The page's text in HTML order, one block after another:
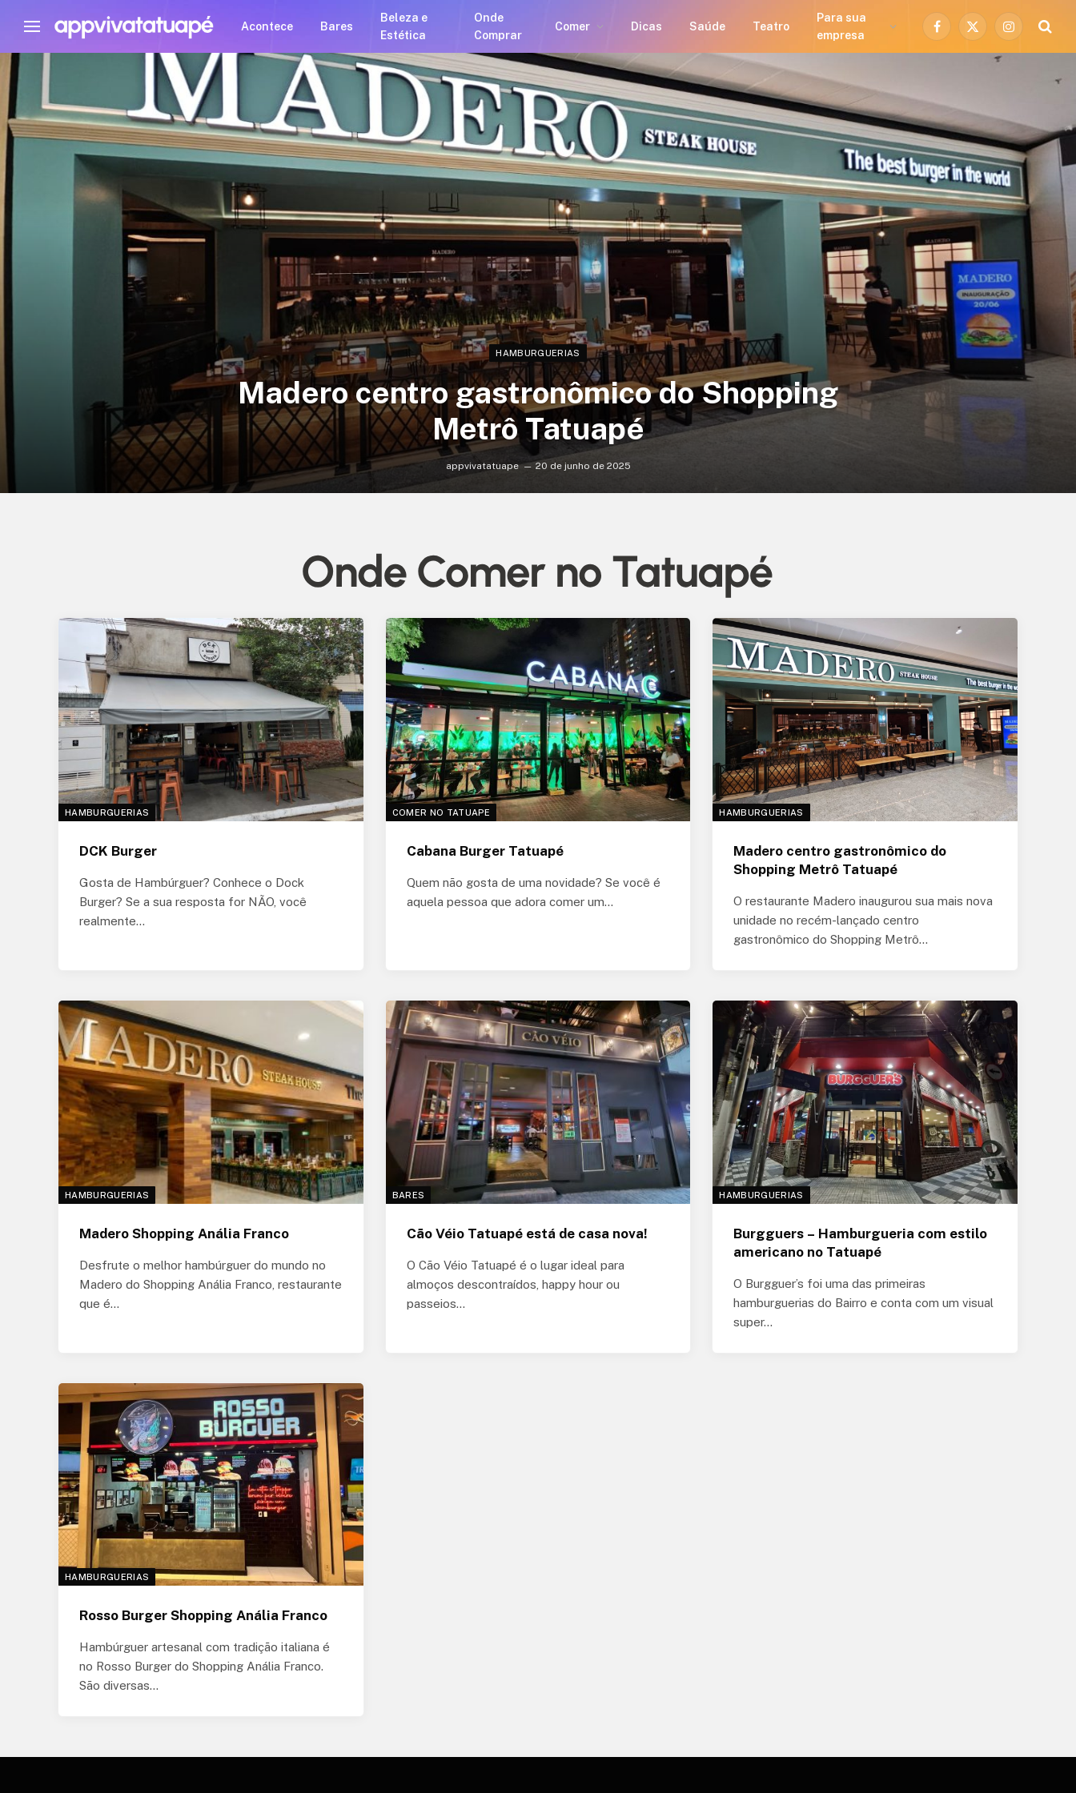
Acontece Bares
Beleza e
Estética
Onde
Comprar
Comer Dicas Saúde Teatro
Para sua
empresa
Facebook
X
(Twitter)
Instagram
HAMBURGUERIAS
Madero centro gastronômico do Shopping
Metrô Tatuapé
appvivatatuape 20 de junho de 2025
HAMBURGUERIAS
DCK Burger
Gosta de Hambúrguer? Conhece o Dock
Burger? Se a sua resposta for NÃO, você
realmente…
COMER NO TATUAPE
Cabana Burger Tatuapé
Quem não gosta de uma novidade? Se você é
aquela pessoa que adora comer um…
HAMBURGUERIAS
Madero centro gastronômico do
Shopping Metrô Tatuapé
O restaurante Madero inaugurou sua mais nova
unidade no recém-lançado centro
gastronômico do Shopping Metrô…
HAMBURGUERIAS
Madero Shopping Anália Franco
Desfrute o melhor hambúrguer do mundo no
Madero do Shopping Anália Franco, restaurante
que é…
BARES
Cão Véio Tatuapé está de casa nova!
O Cão Véio Tatuapé é o lugar ideal para
almoços descontraídos, happy hour ou
passeios…
HAMBURGUERIAS
Burgguers – Hamburgueria com estilo
americano no Tatuapé
O Burgguer’s foi uma das primeiras
hamburguerias do Bairro e conta com um visual
super…
HAMBURGUERIAS
Rosso Burger Shopping Anália Franco
Hambúrguer artesanal com tradição italiana é
no Rosso Burger do Shopping Anália Franco.
São diversas…